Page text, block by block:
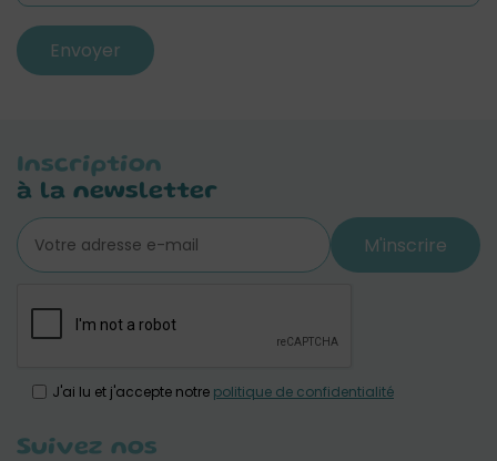
Inscription
à la newsletter
M'inscrire
J'ai lu et j'accepte notre politique de confidentialité
Suivez nos